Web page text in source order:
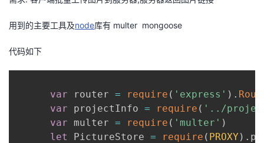
用到的主要工具及node库有 multer mongoose
代码如下
var router = require ( 'express' ) .
var projectInfo = require ( '../
var multer = require ( 'multer' )
let
PictureStore = require ( PROXY ) .